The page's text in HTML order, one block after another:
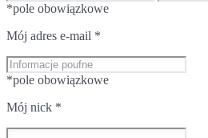
*pole obowiązkowe
Mój adres e-mail *
*pole obowiązkowe
Mój nick *